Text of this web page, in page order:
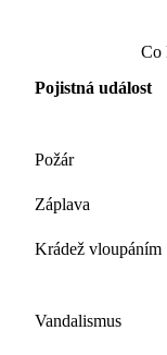
Co
Pojistná událost
Požár
Záplava
Krádež vloupáním
Vandalismus